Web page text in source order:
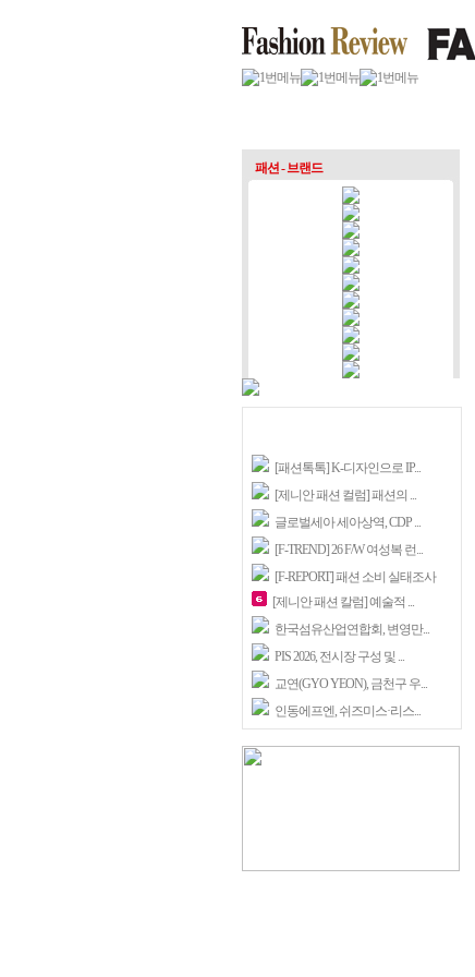
패션 - 브랜드
[패션톡톡] K-디자인으로 IP...
[제니안 패션 컬럼] 패션의 ...
글로벌세아 세아상역, CDP ...
[F-TREND] 26 F/W 여성복 런...
[F-REPORT] 패션 소비 실태조사
[제니안 패션 칼럼] 예술적 ...
한국섬유산업연합회, 변영만...
PIS 2026, 전시장 구성 및 ...
교연(GYO YEON), 금천구 우...
인동에프엔, 쉬즈미스·리스...